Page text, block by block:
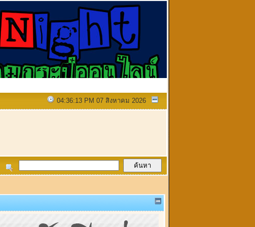
04:36:13 PM 07 สิงหาคม 2026